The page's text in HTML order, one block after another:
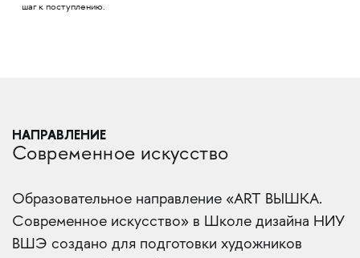
шаг к поступлению.
НАПРАВЛЕНИЕ
Современное искусство
Образовательное направление «ART ВЫШКА.
Современное искусство» в Школе дизайна НИУ
ВШЭ создано для подготовки художников